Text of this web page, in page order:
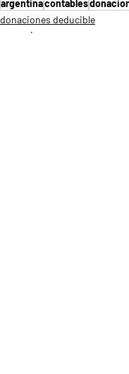
argentinacontables
donaciones deducible
excenciones